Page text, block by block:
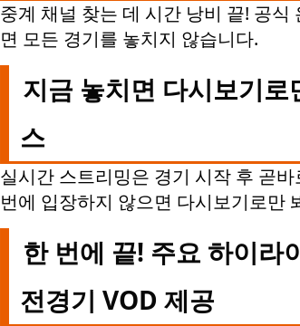
중계 채널 찾는 데 시간 낭비 끝! 공식
면 모든 경기를 놓치지 않습니다.
지금 놓치면 다시보기
스
실시간 스트리밍은 경기 시작 후 곧
번에 입장하지 않으면 다시보기로만
한 번에 끝! 주요 하이라
전경기 VOD 제공